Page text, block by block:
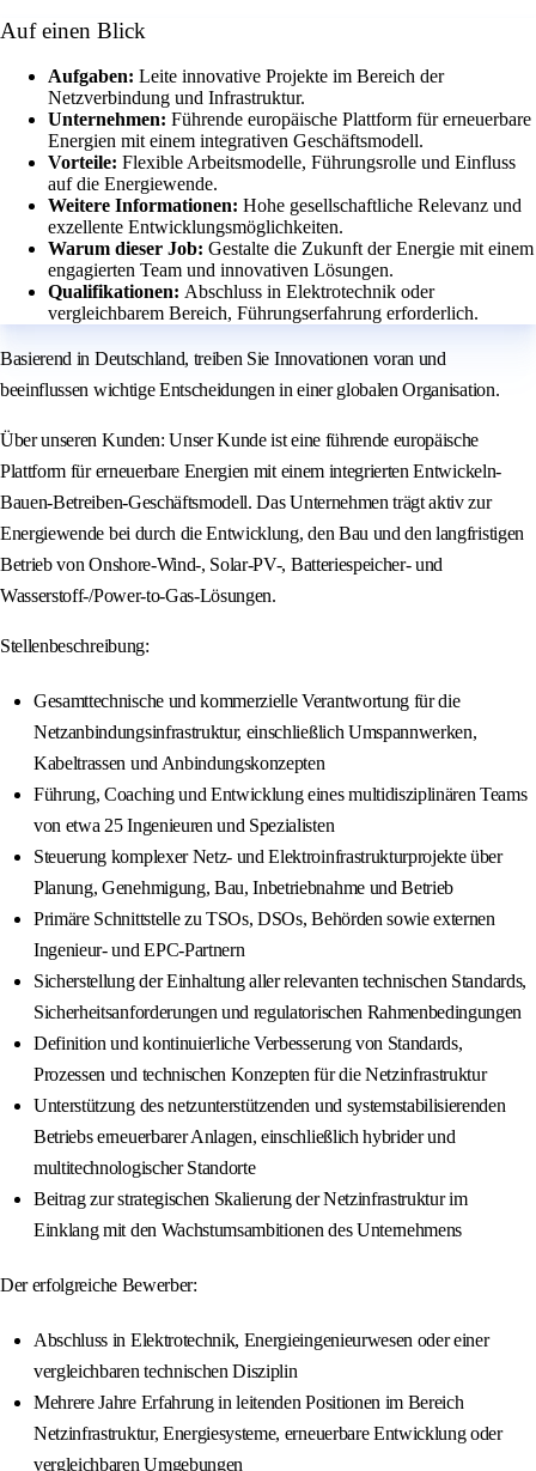
Auf einen Blick
Aufgaben: Leite innovative Projekte im Bereich der
Netzverbindung und Infrastruktur.
Unternehmen: Führende europäische Plattform für erneuerbare
Energien mit einem integrativen Geschäftsmodell.
Vorteile: Flexible Arbeitsmodelle, Führungsrolle und Einfluss
auf die Energiewende.
Weitere Informationen: Hohe gesellschaftliche Relevanz und
exzellente Entwicklungsmöglichkeiten.
Warum dieser Job: Gestalte die Zukunft der Energie mit einem
engagierten Team und innovativen Lösungen.
Qualifikationen: Abschluss in Elektrotechnik oder
vergleichbarem Bereich, Führungserfahrung erforderlich.
Basierend in Deutschland, treiben Sie Innovationen voran und
beeinflussen wichtige Entscheidungen in einer globalen Organisation.
Über unseren Kunden: Unser Kunde ist eine führende europäische
Plattform für erneuerbare Energien mit einem integrierten Entwickeln-
Bauen-Betreiben-Geschäftsmodell. Das Unternehmen trägt aktiv zur
Energiewende bei durch die Entwicklung, den Bau und den langfristigen
Betrieb von Onshore-Wind-, Solar-PV-, Batteriespeicher- und
Wasserstoff-/Power-to-Gas-Lösungen.
Stellenbeschreibung:
Gesamttechnische und kommerzielle Verantwortung für die
Netzanbindungsinfrastruktur, einschließlich Umspannwerken,
Kabeltrassen und Anbindungskonzepten
Führung, Coaching und Entwicklung eines multidisziplinären Teams
von etwa 25 Ingenieuren und Spezialisten
Steuerung komplexer Netz- und Elektroinfrastrukturprojekte über
Planung, Genehmigung, Bau, Inbetriebnahme und Betrieb
Primäre Schnittstelle zu TSOs, DSOs, Behörden sowie externen
Ingenieur- und EPC-Partnern
Sicherstellung der Einhaltung aller relevanten technischen Standards,
Sicherheitsanforderungen und regulatorischen Rahmenbedingungen
Definition und kontinuierliche Verbesserung von Standards,
Prozessen und technischen Konzepten für die Netzinfrastruktur
Unterstützung des netzunterstützenden und systemstabilisierenden
Betriebs erneuerbarer Anlagen, einschließlich hybrider und
multitechnologischer Standorte
Beitrag zur strategischen Skalierung der Netzinfrastruktur im
Einklang mit den Wachstumsambitionen des Unternehmens
Der erfolgreiche Bewerber:
Abschluss in Elektrotechnik, Energieingenieurwesen oder einer
vergleichbaren technischen Disziplin
Mehrere Jahre Erfahrung in leitenden Positionen im Bereich
Netzinfrastruktur, Energiesysteme, erneuerbare Entwicklung oder
vergleichbaren Umgebungen